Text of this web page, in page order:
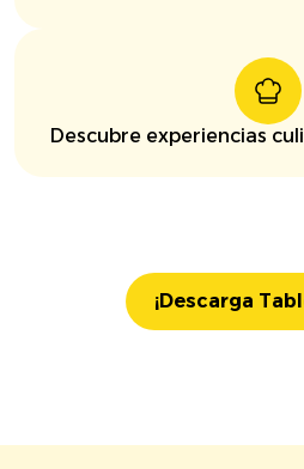
Descubre experiencias
¡Descarga